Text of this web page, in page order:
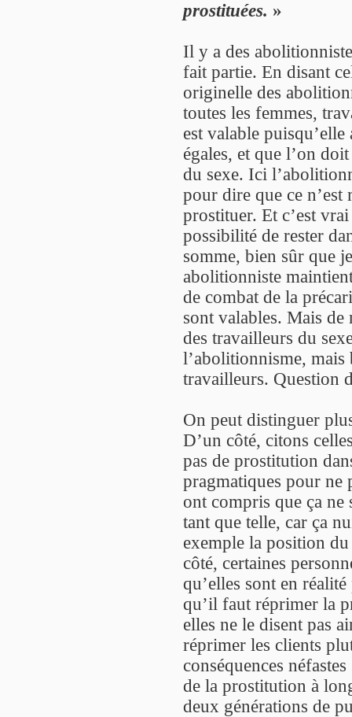
prostituées. »
Il y a des
fait partie. En disant
originelle des
toutes les femmes,
est valable
égales, et que l’on
du sexe. Ici
pour dire que ce
prostituer. Et c’est
possibilité de rester
somme, bien sûr que
abolitionniste
de combat de la
sont valables. Mais
des travailleurs du
l’abolitionnisme, mais
travailleurs. Question
On peut distinguer
D’un côté, citons
pas de prostitution
pragmatiques pour ne
ont compris que ça
tant que telle, car ça
exemple la position
côté, certaines
qu’elles sont en
qu’il faut réprimer la
elles ne le disent pas
réprimer les clients
conséquences
de la prostitution à
deux générations de